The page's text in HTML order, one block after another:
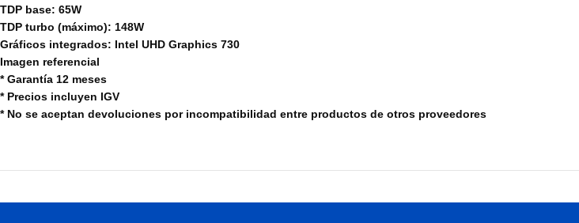
TDP base: 65W
TDP turbo (máximo): 148W
Gráficos integrados: Intel UHD Graphics 730
Imagen referencial
* Garantía 12 meses
* Precios incluyen IGV
* No se aceptan devoluciones por incompatibilidad entre productos de otros proveedores